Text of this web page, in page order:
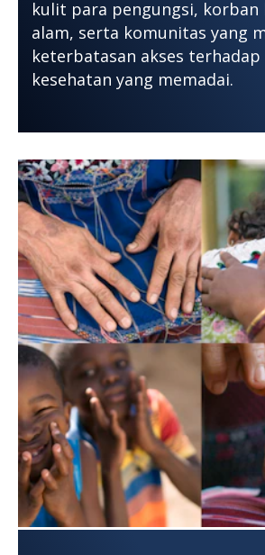
kulit para pengungsi, korban
alam, serta komunitas yang
keterbatasan akses terhadap
kesehatan yang memadai.